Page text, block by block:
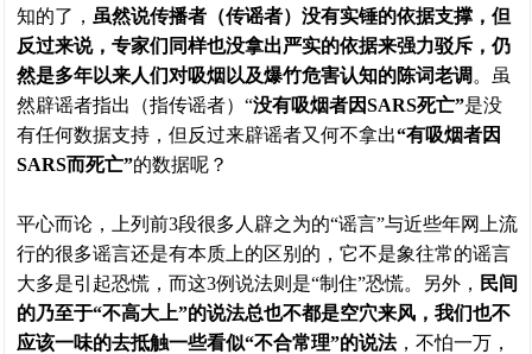
知的了， 虽然说传播者（传谣者）没有实锤的依据支撑，但
反过来说，专家们同样也没拿出严实的依据来强力驳斥，仍
然是多年以来人们对吸烟以及爆竹危害认知的陈词老调 。虽
然辟谣者指出（指传谣者）“没有吸烟者因SARS死亡”是没
有任何数据支持，但反过来辟谣者又何不拿出“有吸烟者因
SARS而死亡”的数据呢？
平心而论，上列前3段很多人辟之为的“谣言”与近些年网上流
行的很多谣言还是有本质上的区别的，它不是象往常的谣言
大多是引起恐慌，而这3例说法则是“制住”恐慌。另外， 民间
的乃至于“不高大上”的说法总也不都是空穴来风，我们也不
应该一味的去抵触一些看似“不合常理”的说法，不怕一万，